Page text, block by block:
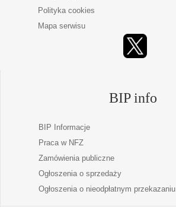
Polityka cookies
Mapa serwisu
BIP info
BIP Informacje
Praca w NFZ
Zamówienia publiczne
Ogłoszenia o sprzedaży
Ogłoszenia o nieodpłatnym przekazaniu